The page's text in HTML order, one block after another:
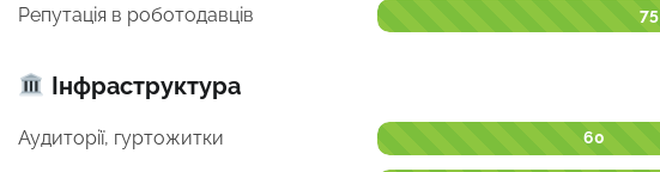
Репутація в роботодавців 75
Інфраструктура
Аудиторії, гуртожитки 60